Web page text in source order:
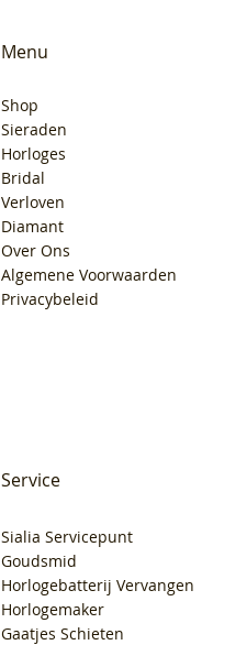
Menu
Shop
Sieraden
Horloges
Bridal
Verloven
Diamant
Over Ons
Algemene Voorwaarden
Privacybeleid
Service
Sialia Servicepunt
Goudsmid
Horlogebatterij Vervangen
Horlogemaker
Gaatjes Schieten